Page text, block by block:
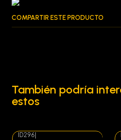
COMPARTIR ESTE PRODUCTO
También podría
estos
ID296